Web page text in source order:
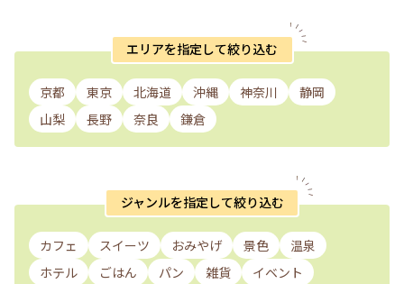
エリアを指定して絞り込む
京都 東京 北海道 沖縄 神奈川
静岡
山梨
長野 奈良 鎌倉
ジャンルを指定して絞り込む
カフェ スイーツ おみやげ 景色
温泉
ホテル
ごはん パン 雑貨 イベント